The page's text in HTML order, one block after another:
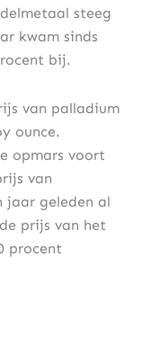
steeg
kwam sinds
bij.
van palladium
ounce.
opmars voort
van
jaar geleden al
prijs van het
procent